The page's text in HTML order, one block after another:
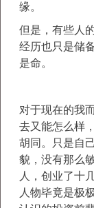
缘。
但是，有些人
经历也只是储
是命。
对于现在的我
去又能怎么样
胡同。只是自
貌，没有那么
人，创业了十
人物毕竟是极